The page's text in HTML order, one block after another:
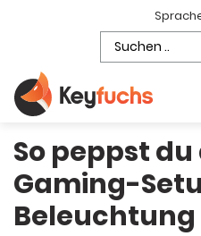
So peppst du
Gaming-